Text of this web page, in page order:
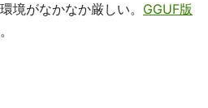
境がなかなか厳しい。 GGUF版